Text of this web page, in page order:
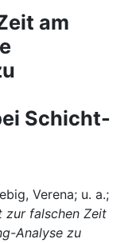
am
Schicht-
Verena; u. a.;
zur falschen Zeit
Analyse zu